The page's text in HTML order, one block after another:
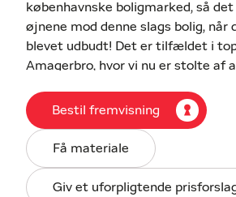
københavnske boligmarked, så
øjnene mod denne slags bolig, når
blevet udbudt! Det er tilfældet i
Amagerbro, hvor vi nu er stolte af
drømme om store og æstetiske
virkeligheden.
Der er tale om en bolig, hvis
af høje lofter, sildebensgulve,
rosetter, en elegant karnap samt
Bestil fremvisning
Få materiale
Giv et uforpligtende